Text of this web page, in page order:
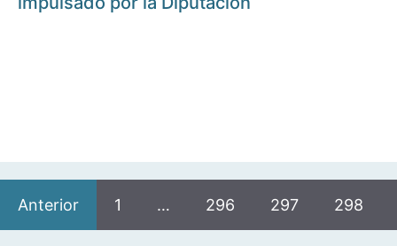
Anterior 1 … 296 297 298